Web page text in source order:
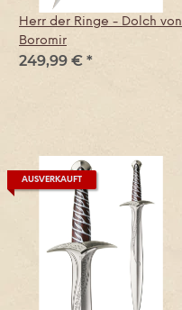
Herr der Ringe - Dolch von
Boromir
249,99 € *
AUSVERKAUFT